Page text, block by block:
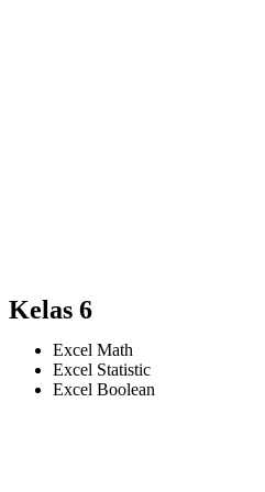
Kelas 6
Excel Math
Excel Statistic
Excel Boolean